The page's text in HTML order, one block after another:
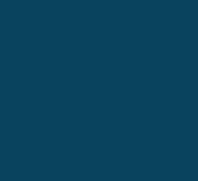
課題に対して事
題解決への貢献実感